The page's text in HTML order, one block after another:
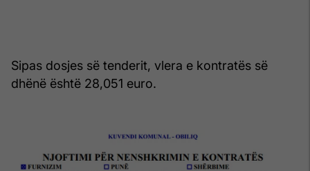
Sipas dosjes së tenderit, vlera e kontratës së
dhënë është 28,051 euro.